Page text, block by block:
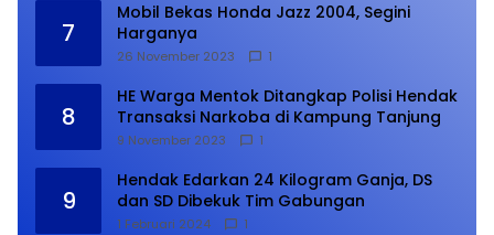
7
Mobil Bekas Honda Jazz 2004, Segini
Harganya
26 November 2023 1
8
HE Warga Mentok Ditangkap Polisi Hendak
Transaksi Narkoba di Kampung Tanjung
9 November 2023 1
9
Hendak Edarkan 24 Kilogram Ganja, DS
dan SD Dibekuk Tim Gabungan
1 Februari 2024 1